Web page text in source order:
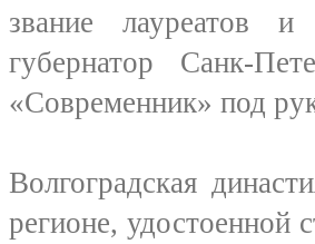
звание лауреатов
губернатор Санк-
«Современник» под
Волгоградская
регионе, удостоенной